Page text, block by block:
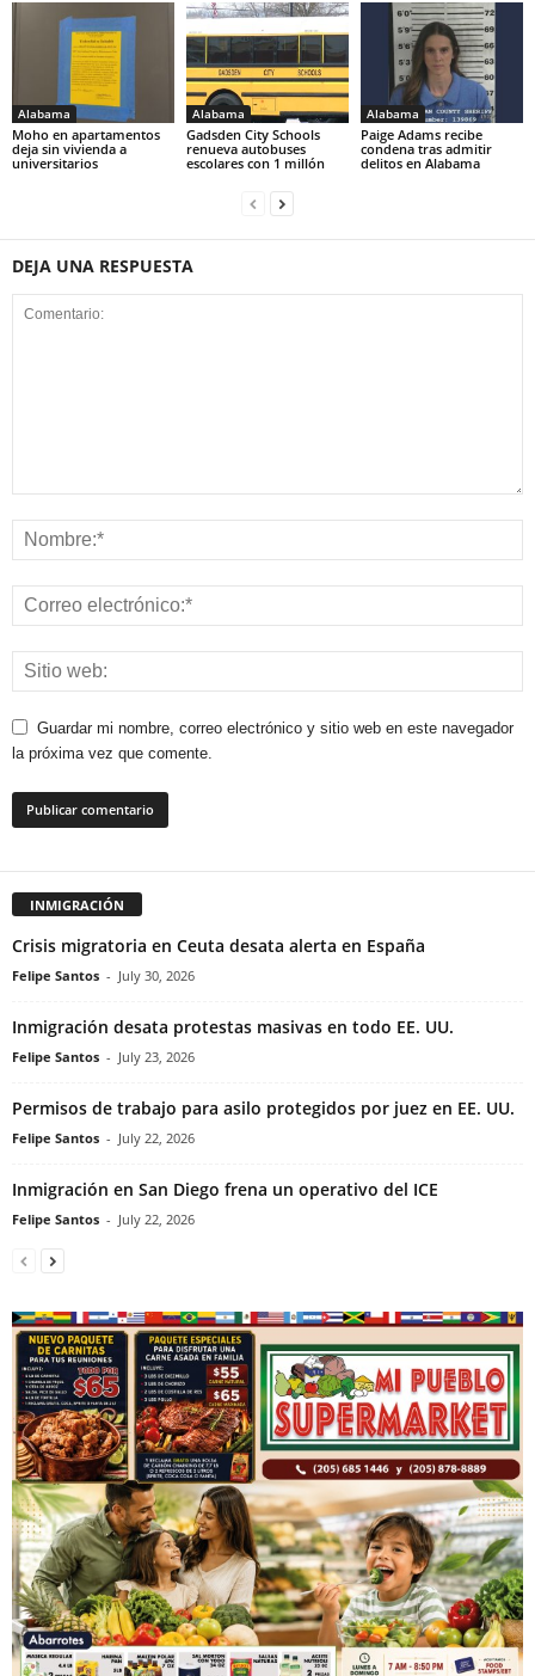
Alabama
Moho en apartamentos
deja sin vivienda a
universitarios
Alabama
Gadsden City Schools
renueva autobuses
escolares con 1 millón
Alabama
Paige Adams recibe
condena tras admitir
delitos en Alabama
DEJA UNA RESPUESTA
Guardar mi nombre, correo electrónico y sitio web en este navegador
la próxima vez que comente.
INMIGRACIÓN
Crisis migratoria en Ceuta desata alerta en España
Felipe Santos - July 30, 2026
Inmigración desata protestas masivas en todo EE. UU.
Felipe Santos - July 23, 2026
Permisos de trabajo para asilo protegidos por juez en EE. UU.
Felipe Santos - July 22, 2026
Inmigración en San Diego frena un operativo del ICE
Felipe Santos - July 22, 2026